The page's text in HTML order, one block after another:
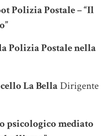
Polizia Postale – “Il
Postale nella
La BellaDirigente
psicologico mediato